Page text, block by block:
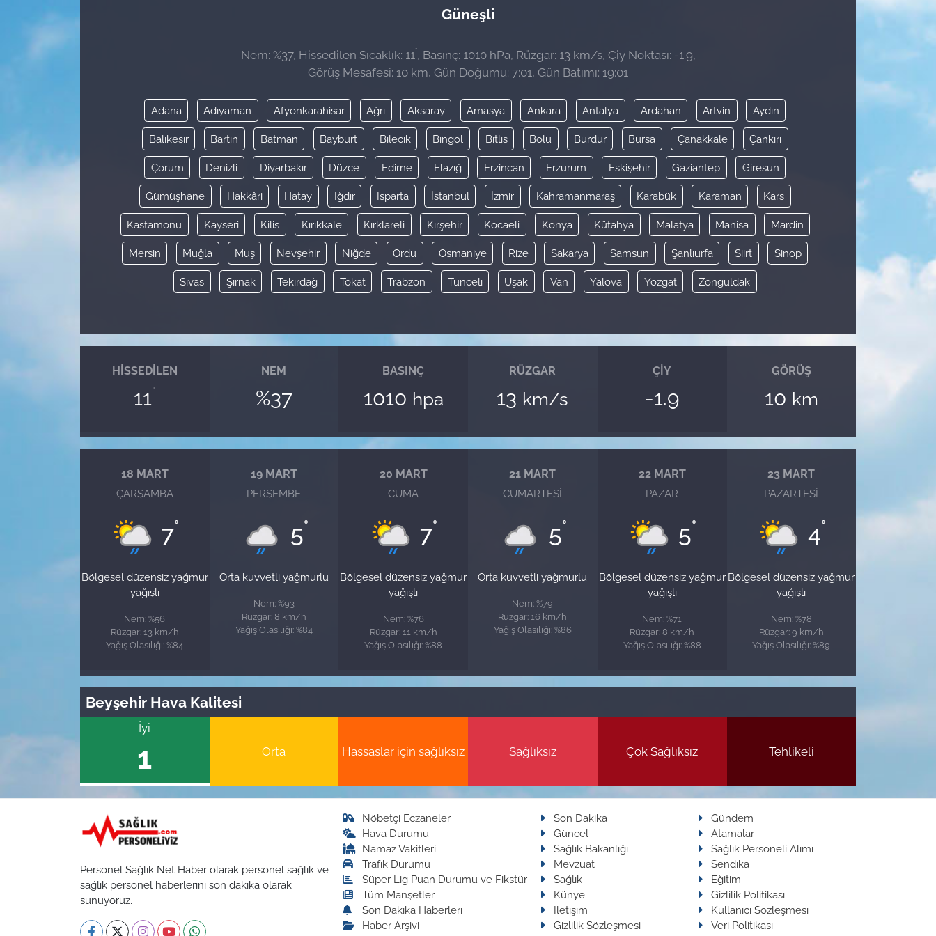
Güneşli
Nem: %37, Hissedilen Sıcaklık: 11 °, Basınç: 1010 hPa, Rüzgar: 13 km/s, Çiy Noktası: -1.9,
Görüş Mesafesi: 10 km, Gün Doğumu: 7:01, Gün Batımı: 19:01
Adana Adıyaman Afyonkarahisar Ağrı Aksaray Amasya Ankara Antalya Ardahan Artvin Aydın
Balıkesir Bartın Batman Bayburt Bilecik Bingöl Bitlis Bolu Burdur Bursa Çanakkale Çankırı
Çorum Denizli Diyarbakır Düzce Edirne Elazığ Erzincan Erzurum Eskişehir Gaziantep Giresun
Gümüşhane Hakkâri Hatay Iğdır Isparta İstanbul İzmir Kahramanmaraş Karabük Karaman Kars
Kastamonu Kayseri Kilis Kırıkkale Kırklareli Kırşehir Kocaeli Konya Kütahya Malatya Manisa Mardin
Mersin Muğla Muş Nevşehir Niğde Ordu Osmaniye Rize Sakarya Samsun Şanlıurfa Siirt Sinop
Sivas Şırnak Tekirdağ Tokat Trabzon Tunceli Uşak Van Yalova Yozgat Zonguldak
HISSEDILEN
11°
NEM
%37
BASINÇ
1010 hpa
RÜZGAR
13 km/s
ÇIY
-1.9
GÖRÜŞ
10 km
18 MART
ÇARŞAMBA
7°
Bölgesel düzensiz yağmur
yağışlı
Nem: %56
Rüzgar: 13 km/h
Yağış Olasılığı: %84
19 MART
PERŞEMBE
5°
Orta kuvvetli yağmurlu
Nem: %93
Rüzgar: 8 km/h
Yağış Olasılığı: %84
20 MART
CUMA
7°
Bölgesel düzensiz yağmur
yağışlı
Nem: %76
Rüzgar: 11 km/h
Yağış Olasılığı: %88
21 MART
CUMARTESI
5°
Orta kuvvetli yağmurlu
Nem: %79
Rüzgar: 16 km/h
Yağış Olasılığı: %86
22 MART
PAZAR
5°
Bölgesel düzensiz yağmur
yağışlı
Nem: %71
Rüzgar: 8 km/h
Yağış Olasılığı: %88
23 MART
PAZARTESI
4°
Bölgesel düzensiz yağmur
yağışlı
Nem: %78
Rüzgar: 9 km/h
Yağış Olasılığı: %89
Beyşehir Hava Kalitesi
İyi
1 Orta Hassaslar için sağlıksız Sağlıksız Çok Sağlıksız Tehlikeli
Personel Sağlık Net Haber olarak personel sağlık ve
sağlık personel haberlerini son dakika olarak
sunuyoruz.
Nöbetçi Eczaneler
Hava Durumu
Namaz Vakitleri
Trafik Durumu
Süper Lig Puan Durumu ve Fikstür
Tüm Manşetler
Son Dakika Haberleri
Haber Arşivi
Son Dakika
Gündem
Güncel
Atamalar
Sağlık Bakanlığı
Sağlık Personeli Alımı
Mevzuat
Sendika
Sağlık
Eğitim
Künye
Gizlilik Politikası
İletişim
Kullanıcı Sözleşmesi
Gizlilik Sözleşmesi
Veri Politikası
Sağlık